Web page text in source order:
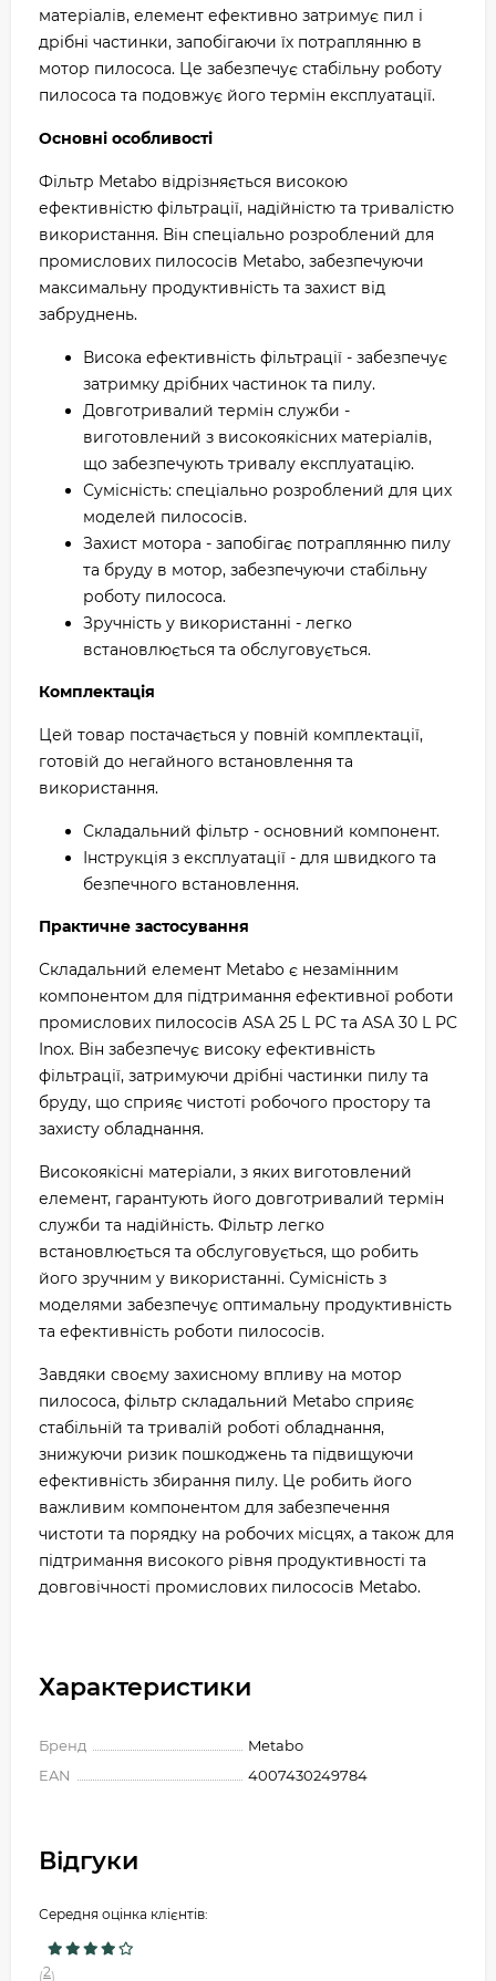
матеріалів, елемент ефективно затримує пил і
дрібні частинки, запобігаючи їх потраплянню в
мотор пилососа. Це забезпечує стабільну роботу
пилососа та подовжує його термін експлуатації.
Основні особливості
Фільтр Metabo відрізняється високою
ефективністю фільтрації, надійністю та тривалістю
використання. Він спеціально розроблений для
промислових пилососів Metabo, забезпечуючи
максимальну продуктивність та захист від
забруднень.
Висока ефективність фільтрації - забезпечує
затримку дрібних частинок та пилу.
Довготривалий термін служби -
виготовлений з високоякісних матеріалів,
що забезпечують тривалу експлуатацію.
Сумісність: спеціально розроблений для цих
моделей пилососів.
Захист мотора - запобігає потраплянню пилу
та бруду в мотор, забезпечуючи стабільну
роботу пилососа.
Зручність у використанні - легко
встановлюється та обслуговується.
Комплектація
Цей товар постачається у повній комплектації,
готовій до негайного встановлення та
використання.
Складальний фільтр - основний компонент.
Інструкція з експлуатації - для швидкого та
безпечного встановлення.
Практичне застосування
Складальний елемент Metabo є незамінним
компонентом для підтримання ефективної роботи
промислових пилососів ASA 25 L PC та ASA 30 L PC
Inox. Він забезпечує високу ефективність
фільтрації, затримуючи дрібні частинки пилу та
бруду, що сприяє чистоті робочого простору та
захисту обладнання.
Високоякісні матеріали, з яких виготовлений
елемент, гарантують його довготривалий термін
служби та надійність. Фільтр легко
встановлюється та обслуговується, що робить
його зручним у використанні. Сумісність з
моделями забезпечує оптимальну продуктивність
та ефективність роботи пилососів.
Завдяки своєму захисному впливу на мотор
пилососа, фільтр складальний Metabo сприяє
стабільній та тривалій роботі обладнання,
знижуючи ризик пошкоджень та підвищуючи
ефективність збирання пилу. Це робить його
важливим компонентом для забезпечення
чистоти та порядку на робочих місцях, а також для
підтримання високого рівня продуктивності та
довговічності промислових пилососів Metabo.
Характеристики
Бренд
Metabo
EAN
4007430249784
Відгуки
Середня оцінка клієнтів:
(2)